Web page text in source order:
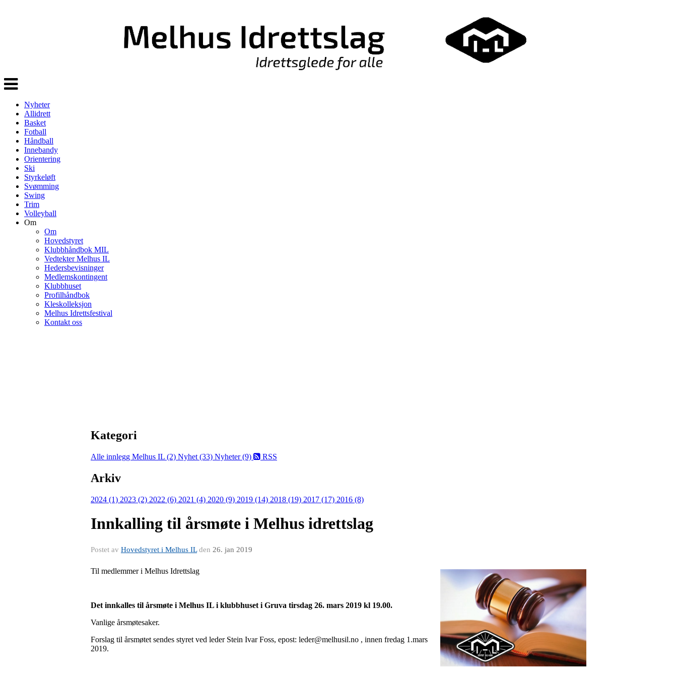
Veksle
navigasjon
Nyheter
Allidrett
Basket
Fotball
Håndball
Innebandy
Orientering
Ski
Styrkeløft
Svømming
Swing
Trim
Volleyball
Om
Om
Hovedstyret
Klubbhåndbok MIL
Vedtekter Melhus IL
Hedersbevisninger
Medlemskontingent
Klubbhuset
Profilhåndbok
Kleskolleksjon
Melhus Idrettsfestival
Kontakt oss
Kategori
Alle innlegg Melhus IL (2) Nyhet (33) Nyheter (9) RSS
Arkiv
2024 (1) 2023 (2) 2022 (6) 2021 (4) 2020 (9) 2019 (14) 2018 (19) 2017 (17) 2016 (8)
Innkalling til årsmøte i Melhus idrettslag
Postet av Hovedstyret i Melhus ILden 26. jan 2019
Til medlemmer i Melhus Idrettslag
Det innkalles til årsmøte i Melhus IL i klubbhuset i Gruva tirsdag 26. mars 2019 kl 19.00.
Vanlige årsmøtesaker.
Forslag til årsmøtet sendes styret ved leder Stein Ivar Foss, epost: leder@melhusil.no , innen fredag 1.mars
2019.